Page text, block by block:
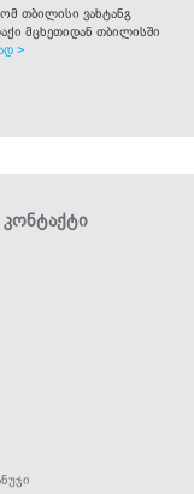
თბილისი ვახტანგ
მცხეთიდან თბილისში
>
კონტაქტი